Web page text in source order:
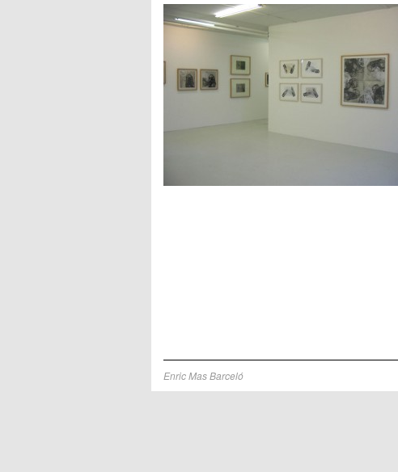
Enric Mas Barceló